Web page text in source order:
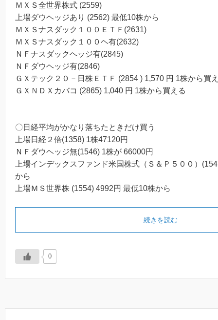
ＭＸＳ全世界株式 (2559)
上場ダウヘッジあり (2562) 最低10株から
ＭＸＳナスダック１００ＥＴＦ(2631)
ＭＸＳナスダック１００ヘ有(2632)
ＮＦナスダックヘッジ有(2845)
ＮＦダウヘッジ有(2846)
ＧＸテック２０－日株ＥＴＦ (2854 ) 1,570 円 1株から買
ＧＸＮＤＸカバコ (2865) 1,040 円 1株から買える
〇日経平均がかなり落ちたときだけ買う
上場日経２倍(1358) 1株47120円
ＮＦダウヘッジ無(1546) 1株が 66000円
上場インデックスファンド米国株式（Ｓ＆Ｐ５００）
から
上場ＭＳ世界株 (1554) 4992円 最低10株から
続きを読む
0